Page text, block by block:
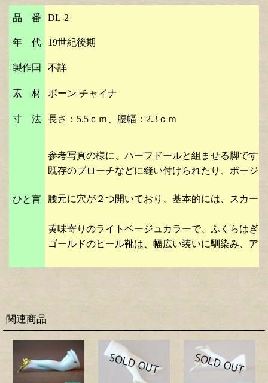
品 番 DL-2
年 代 19世紀後期
製作国 不詳
素 材 ボーン チャイナ
寸 法 長さ：5.5ｃｍ、腰幅：2.3ｃｍ
ひと言
参考写真の様に、ハーフドールと組ませる脚です。
既存のブローチなどに縫い付けられたり、ポージ
腰元に穴が２つ開いており、基本的には、スカー
黄味寄りのライトベージュカラーで、ふくらはぎ
ゴールドのヒール靴は、幅広い装いに馴染み、ア
関連商品